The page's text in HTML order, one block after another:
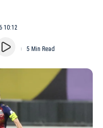
10:12
5 Min Read